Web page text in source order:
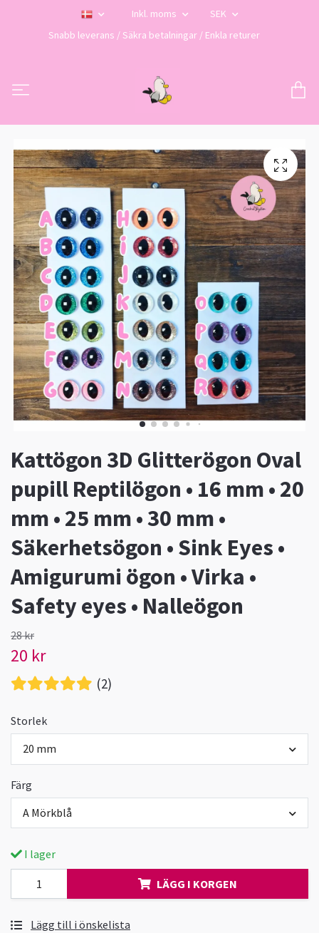
Inkl. moms
SEK
Snabb leverans / Säkra betalningar / Enkla returer
Kattögon 3D Glitterögon Oval
pupill Reptilögon • 16 mm • 20
mm • 25 mm • 30 mm •
Säkerhetsögon • Sink Eyes •
Amigurumi ögon • Virka •
Safety eyes • Nalleögon
28 kr
20 kr
(2)
Storlek
20 mm
Färg
A Mörkblå
I lager
LÄGG I KORGEN
Lägg till i önskelista